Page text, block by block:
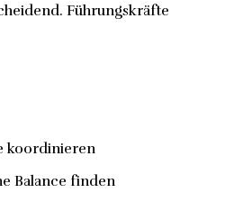
Führungskräfte
koordinieren
Balance finden